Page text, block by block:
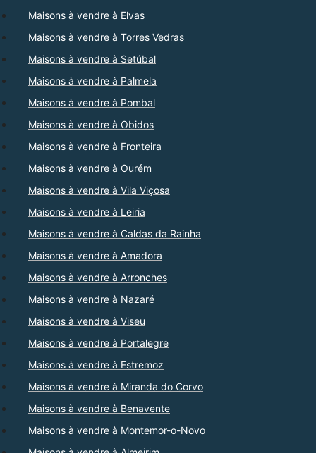
Maisons à vendre à Elvas
Maisons à vendre à Torres Vedras
Maisons à vendre à Setúbal
Maisons à vendre à Palmela
Maisons à vendre à Pombal
Maisons à vendre à Obidos
Maisons à vendre à Fronteira
Maisons à vendre à Ourém
Maisons à vendre à Vila Viçosa
Maisons à vendre à Leiria
Maisons à vendre à Caldas da Rainha
Maisons à vendre à Amadora
Maisons à vendre à Arronches
Maisons à vendre à Nazaré
Maisons à vendre à Viseu
Maisons à vendre à Portalegre
Maisons à vendre à Estremoz
Maisons à vendre à Miranda do Corvo
Maisons à vendre à Benavente
Maisons à vendre à Montemor-o-Novo